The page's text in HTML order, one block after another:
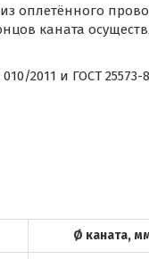
оплетённого
каната
2011 и ГОСТ 25573-
Ø каната,